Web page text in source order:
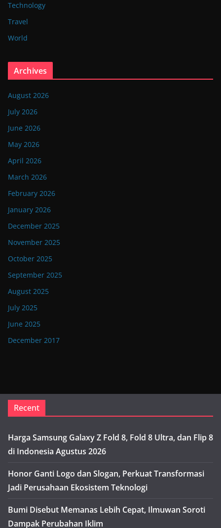
Technology
Travel
World
Archives
August 2026
July 2026
June 2026
May 2026
April 2026
March 2026
February 2026
January 2026
December 2025
November 2025
October 2025
September 2025
August 2025
July 2025
June 2025
December 2017
Recent
Harga Samsung Galaxy Z Fold 8, Fold 8 Ultra, dan Flip 8
di Indonesia Agustus 2026
Honor Ganti Logo dan Slogan, Perkuat Transformasi
Jadi Perusahaan Ekosistem Teknologi
Bumi Disebut Memanas Lebih Cepat, Ilmuwan Soroti
Dampak Perubahan Iklim